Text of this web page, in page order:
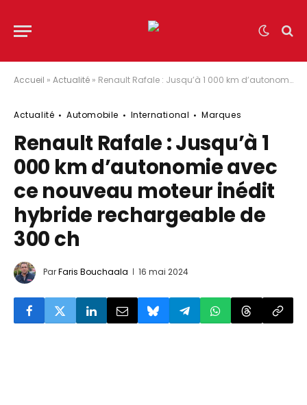
Accueil » Actualité » Renault Rafale : Jusqu’à 1 000 km d’autonomie avec ce nouveau moteur inédit hybride rechargeable de 300 ch
Actualité Automobile International Marques
Renault Rafale : Jusqu’à 1
000 km d’autonomie avec
ce nouveau moteur inédit
hybride rechargeable de
300 ch
ParFaris Bouchaala 16 mai 2024